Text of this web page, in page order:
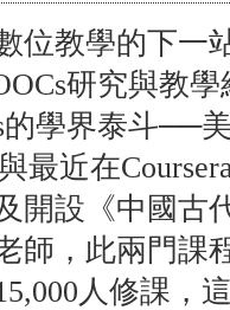
位教學的下一
研究與教
的學界泰斗──
最近在
開設《中國古
師，此兩門課
人修課，